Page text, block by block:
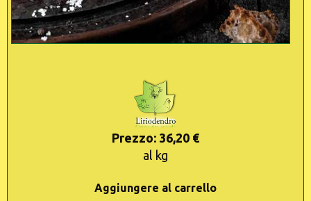
Prezzo: 36,20 €
al kg
Aggiungere al carrello